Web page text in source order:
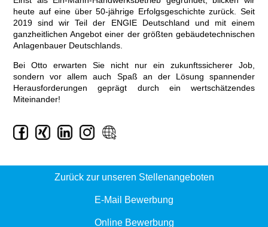
heute auf eine über 50-jährige Erfolgsgeschichte zurück. Seit
2019 sind wir Teil der ENGIE Deutschland und mit einem
ganzheitlichen Angebot einer der größten gebäudetechnischen
Anlagenbauer Deutschlands.
Bei Otto erwarten Sie nicht nur ein zukunftssicherer Job,
sondern vor allem auch Spaß an der Lösung spannender
Herausforderungen geprägt durch ein wertschätzendes
Miteinander!
Zurück zur unseren Stellenangeboten
E-Mail Bewerbung
Online Bewerbung